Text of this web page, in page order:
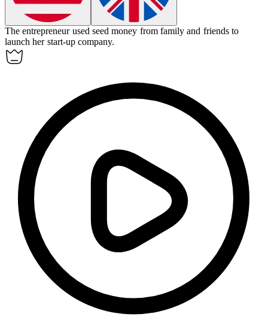
The entrepreneur used seed money from family and friends to
launch her start-up company.